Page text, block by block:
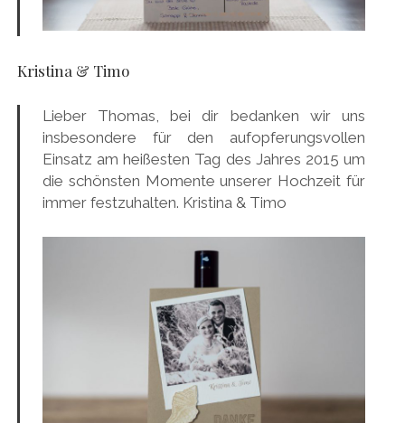
Kristina & Timo
Lieber Thomas, bei dir bedanken wir uns
insbesondere für den aufopferungsvollen
Einsatz am heißesten Tag des Jahres 2015 um
die schönsten Momente unserer Hochzeit für
immer festzuhalten. Kristina & Timo